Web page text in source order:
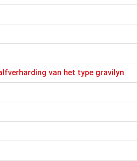
van het type gravilyn